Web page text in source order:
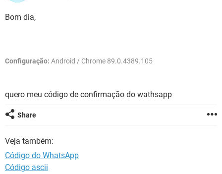
GUIA DE COMPRAS
INSTAGRAM
CELULAR
OUTLOOK
JOGOS
INSTAGRAM GMAIL
Bom dia,
Configuração: Android / Chrome 89.0.4389.105
quero meu código de confirmação do wathsapp
Share
Veja também:
Código do WhatsApp
Código ascii